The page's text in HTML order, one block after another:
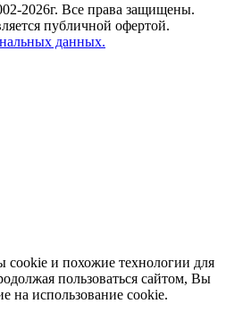
2026г. Все права защищены.
публичной офертой.
данных.
cookie и похожие технологии для
пользоваться сайтом, Вы
на использование cookie.